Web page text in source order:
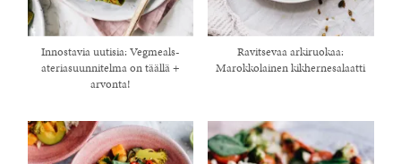
Innostavia uutisia: Vegmeals-
ateriasuunnitelma on täällä +
arvonta!
Ravitsevaa arkiruokaa:
Marokkolainen kikhernesalaatti